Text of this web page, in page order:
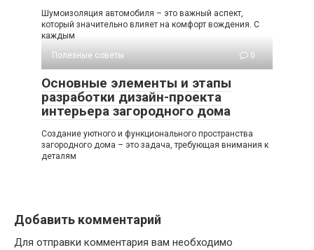
Шумоизоляция автомобиля – это важный аспект,
который значительно влияет на комфорт вождения. С
каждым
Полезные советы
0
Основные элементы и этапы
разработки дизайн-проекта
интерьера загородного дома
Создание уютного и функционального пространства
загородного дома – это задача, требующая внимания к
деталям
Добавить комментарий
Для отправки комментария вам необходимо